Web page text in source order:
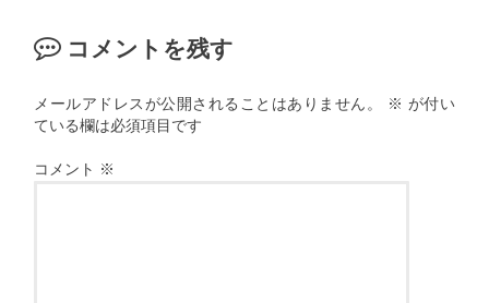
コメントを残す
メールアドレスが公開されることはありません。 ※ が付い
ている欄は必須項目です
コメント ※